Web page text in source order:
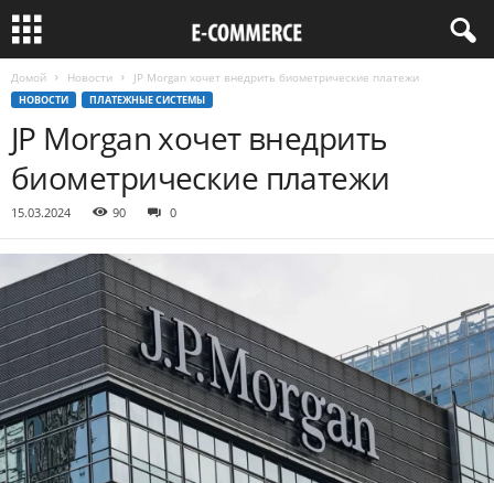
Домой Новости JP Morgan хочет внедрить биометрические платежи
НОВОСТИ ПЛАТЕЖНЫЕ СИСТЕМЫ
JP Morgan хочет внедрить
биометрические платежи
15.03.2024 90 0